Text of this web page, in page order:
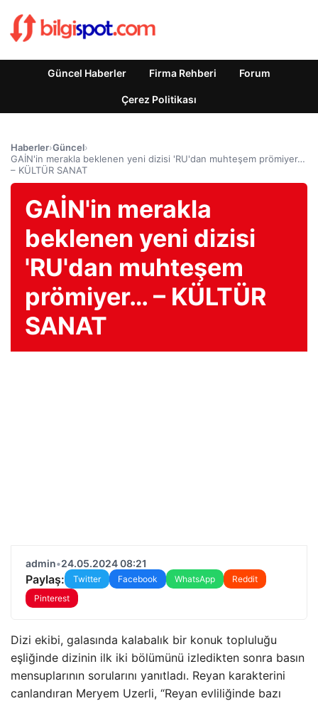
Güncel Haberler Firma Rehberi Forum
Çerez Politikası
Haberler›Güncel›
GAİN'in merakla beklenen yeni dizisi 'RU'dan muhteşem prömiyer…
– KÜLTÜR SANAT
GAİN'in merakla
beklenen yeni dizisi
'RU'dan muhteşem
prömiyer… – KÜLTÜR
SANAT
admin•24.05.2024 08:21
Paylaş: Twitter Facebook WhatsApp
Reddit
Pinterest
Dizi ekibi, galasında kalabalık bir konuk topluluğu
eşliğinde dizinin ilk iki bölümünü izledikten sonra basın
mensuplarının sorularını yanıtladı. Reyan karakterini
canlandıran Meryem Uzerli, “Reyan evliliğinde bazı